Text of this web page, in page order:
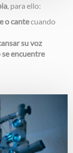
, para ello:
o cantecuando
su voz
se encuentre